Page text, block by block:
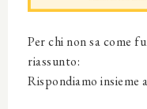
Per chi non sa come
riassunto:
Rispondiamo insieme